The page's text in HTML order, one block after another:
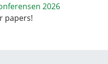
2026
papers!